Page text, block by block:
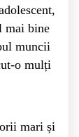
mai bine
muncii
o mulți
mari și